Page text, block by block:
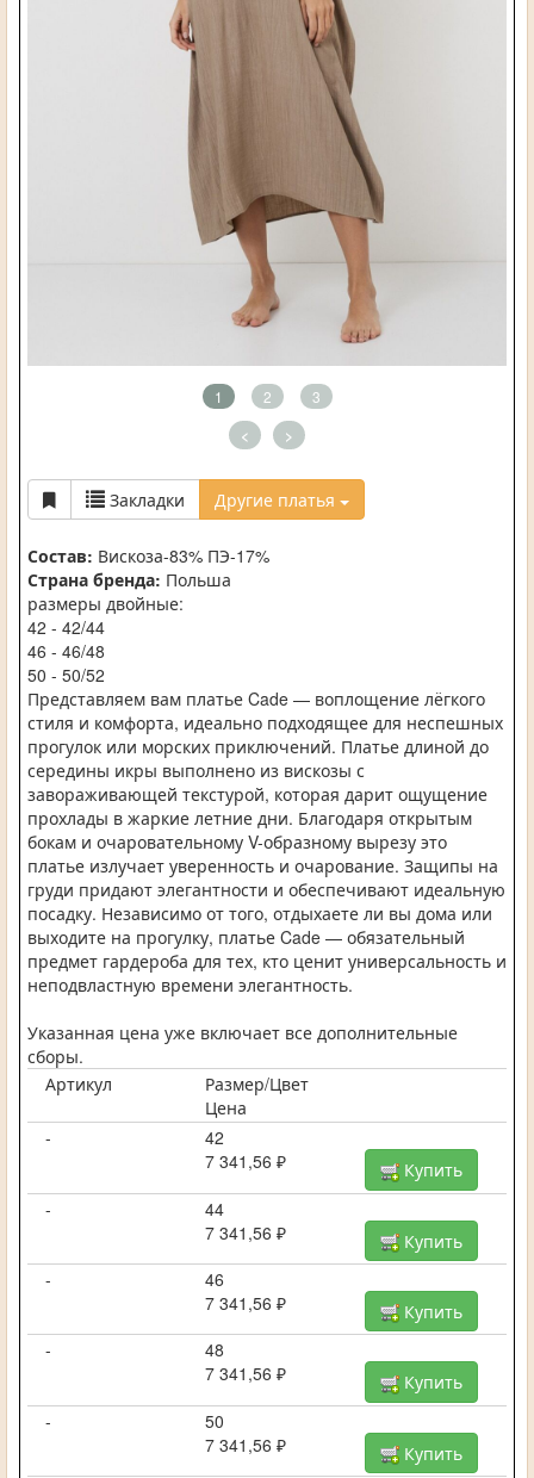
1 2 3
< >
Закладки Другие платья
Состав: Вискоза-83% ПЭ-17%
Страна бренда: Польша
размеры двойные:
42 - 42/44
46 - 46/48
50 - 50/52
Представляем вам платье Cade — воплощение лёгкого
стиля и комфорта, идеально подходящее для неспешных
прогулок или морских приключений. Платье длиной до
середины икры выполнено из вискозы с
завораживающей текстурой, которая дарит ощущение
прохлады в жаркие летние дни. Благодаря открытым
бокам и очаровательному V-образному вырезу это
платье излучает уверенность и очарование. Защипы на
груди придают элегантности и обеспечивают идеальную
посадку. Независимо от того, отдыхаете ли вы дома или
выходите на прогулку, платье Cade — обязательный
предмет гардероба для тех, кто ценит универсальность и
неподвластную времени элегантность.
Указанная цена уже включает все дополнительные
сборы.
Артикул
Размер/Цвет
Цена
-
42
7 341,56 ₽
Купить
-
44
7 341,56 ₽
Купить
-
46
7 341,56 ₽
Купить
-
48
7 341,56 ₽
Купить
-
50
7 341,56 ₽
Купить